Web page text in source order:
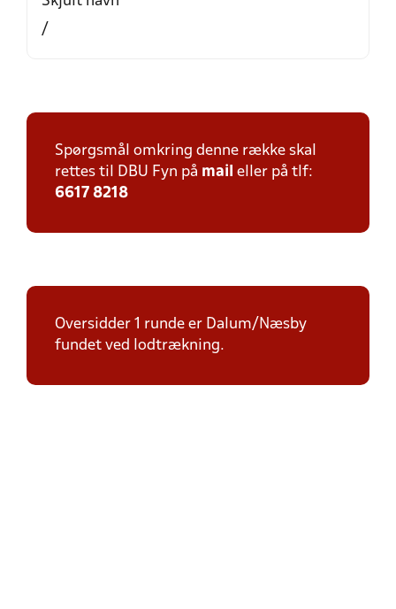
/
Spørgsmål omkring denne række skal
rettes til DBU Fyn på mail eller på tlf:
6617 8218
Oversidder 1 runde er Dalum/Næsby
fundet ved lodtrækning.